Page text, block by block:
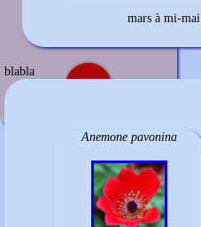
mars à mi-mai
blabla
Anemone pavonina